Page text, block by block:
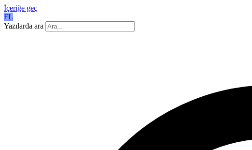
İçeriğe geç
FL
Yazılarda ara